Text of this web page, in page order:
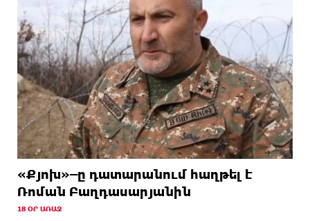
«Քյոխ»–ը դատարանում հաղթել է
Ռոման Բաղդասարյանին
18 ՕՐ ԱՌԱՋ